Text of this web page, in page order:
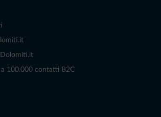
Dolomiti.it
a 100.000 contatti B2C